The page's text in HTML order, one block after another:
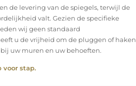
de levering van de spiegels, terwijl de
valt. Gezien de specifieke
wij geen standaard
u de vrijheid om de pluggen of haken
uw muren en uw behoeften.
voor stap.